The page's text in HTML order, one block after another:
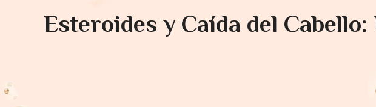
Esteroides y Caída del